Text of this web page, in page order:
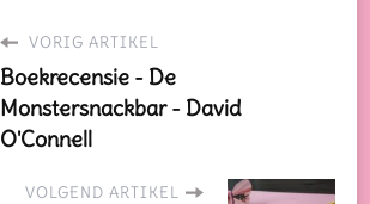
VORIG ARTIKEL
Boekrecensie - De
Monstersnackbar - David
O'Connell
VOLGEND ARTIKEL